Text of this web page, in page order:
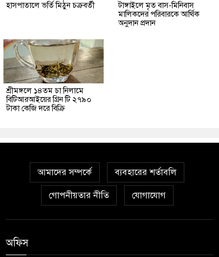
হাসপাতালে ভর্তি মিঠুন চক্রবর্তী
টাঙ্গাইলে মৃত বাস-মিনিবাস
মালিকদের পরিবারকে আর্থিক
অনুদান প্রদান
শ্রীমঙ্গলে ১৪তম চা নিলামে
বিটিআরআইয়ের গ্রিন টি ২৭৯০
টাকা কেজি দরে বিক্রি
আমাদের সম্পর্কে ব্যবহারের শর্তাবলি
গোপনীয়তার নীতি যোগাযোগ
অফিস